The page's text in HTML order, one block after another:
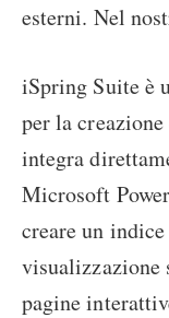
esterni. Nel
iSpring Suite è
per la
integra
Microsoft
creare un
visualizzazione
pagine